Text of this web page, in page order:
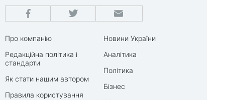
Про компанію
Редакційна політика і
стандарти
Як стати нашим автором
Правила користування
Новини України
Аналітика
Політика
Бізнес